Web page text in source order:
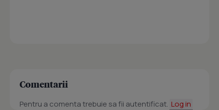
Comentarii
Pentru a comenta trebuie sa fii autentificat. Log in